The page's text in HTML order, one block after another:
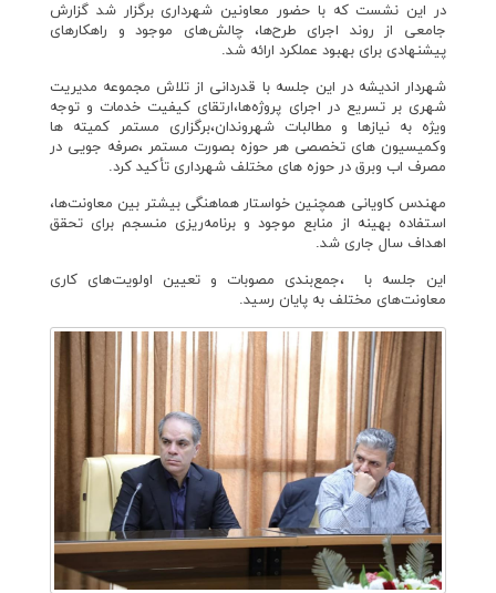
در این نشست که با حضور معاونین شهرداری برگزار شد گزارش
جامعی از روند اجرای طرح‌ها، چالش‌های موجود و راهکارهای
پیشنهادی برای بهبود عملکرد ارائه شد.
شهردار اندیشه در این جلسه با قدردانی از تلاش مجموعه مدیریت
شهری بر تسریع در اجرای پروژه‌ها،ارتقای کیفیت خدمات و توجه
ویژه به نیازها و مطالبات شهروندان،برگزاری مستمر کمیته ها
وکمیسیون های تخصصی هر حوزه بصورت مستمر ،صرفه جویی در
مصرف اب وبرق در حوزه های مختلف شهرداری تأکید کرد.
مهندس کاویانی همچنین خواستار هماهنگی بیشتر بین معاونت‌ها،
استفاده بهینه از منابع موجود و برنامه‌ریزی منسجم برای تحقق
اهداف سال جاری شد.
این جلسه با ،جمع‌بندی مصوبات و تعیین اولویت‌های کاری
معاونت‌های مختلف به پایان رسید.